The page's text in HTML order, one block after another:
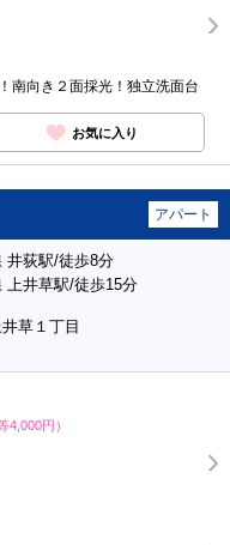
南向き２面採光！独立洗面台
お気に入り
アパート
井荻駅/徒歩8分
上井草駅/徒歩15分
草１丁目
4,000円）